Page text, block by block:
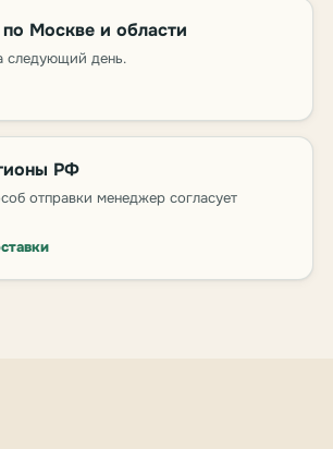
Москве и области
следующий день.
РФ
отправки менеджер согласует